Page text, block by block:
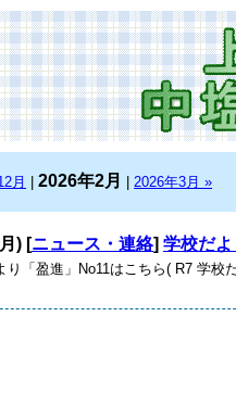
月 2026年2月 2026年3月 »
) [ニュース・連絡] 学校だ
り「盈進」No11はこちら( R7 学